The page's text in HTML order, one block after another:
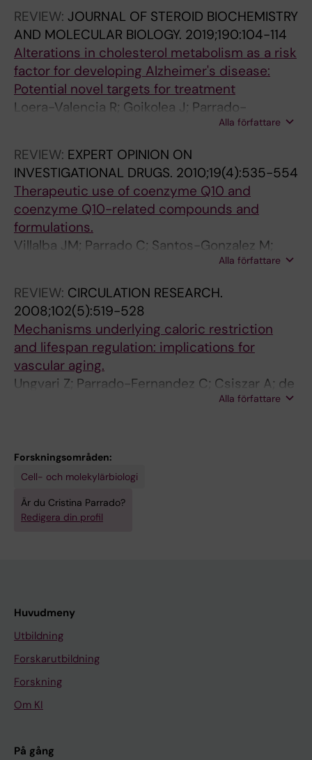
REVIEW: JOURNAL OF STEROID BIOCHEMISTRY
AND MOLECULAR BIOLOGY. 2019;190:104-114
Alterations in cholesterol metabolism as a risk
factor for developing Alzheimer's disease:
Potential novel targets for treatment
Loera-Valencia R; Goikolea J; Parrado-
Fernandez C; Merino-Serraisa P; Maioli S
Alla författare
REVIEW: EXPERT OPINION ON
INVESTIGATIONAL DRUGS. 2010;19(4):535-554
Therapeutic use of coenzyme Q10 and
coenzyme Q10-related compounds and
formulations.
Villalba JM; Parrado C; Santos-Gonzalez M;
Alla författare
REVIEW: CIRCULATION RESEARCH.
2008;102(5):519-528
Mechanisms underlying caloric restriction
and lifespan regulation: implications for
vascular aging.
Ungvari Z; Parrado-Fernandez C; Csiszar A; de
Alla författare
Forskningsområden:
Cell- och molekylärbiologi
Är du Cristina Parrado?
Redigera din profil
Huvudmeny
Utbildning
Forskarutbildning
Forskning
Om KI
På gång